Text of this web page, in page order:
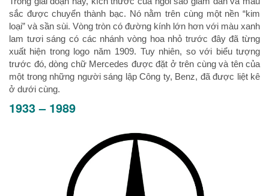
sắc được chuyển thành bạc. Nó nằm trên cùng một nền “kim
loại” và sần sùi. Vòng tròn có đường kính lớn hơn với màu xanh
lam tươi sáng có các nhánh vòng hoa nhỏ trước đây đã từng
xuất hiện trong logo năm 1909. Tuy nhiên, so với biểu tượng
trước đó, dòng chữ Mercedes được đặt ở trên cùng và tên của
một trong những người sáng lập Công ty, Benz, đã được liệt kê
ở dưới cùng.
1933 – 1989